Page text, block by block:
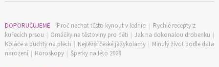
DOPORUČUJEME Proč nechat těsto kynout v lednici | Rychlé recepty z
kuřecích prsou | Omáčky na těstoviny pro děti | Jak na dokonalou drobenku |
Koláče a buchty na plech | Nejtěžší české jazykolamy | Minulý život podle data
narození | Horoskopy | Šperky na léto 2026